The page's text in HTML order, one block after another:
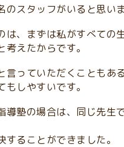
のスタッフがいると思い
は、まずは私がすべての
えたからです。
言っていただくこともあ
しやすいです。
導塾の場合は、同じ先生
ることができました。